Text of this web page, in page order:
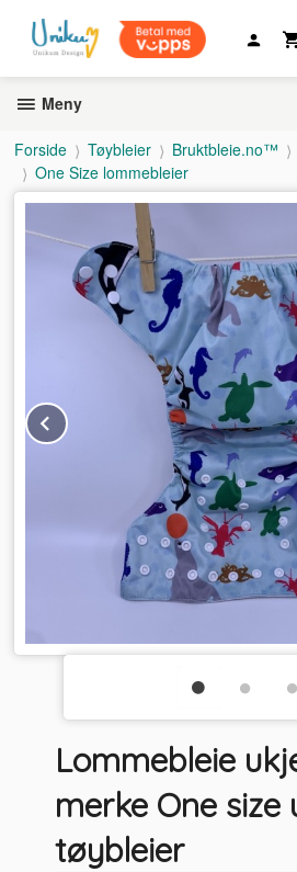
innholdet
Meny
Forside Tøybleier Bruktbleie.no™
One Size lommebleier
Prev
Lommebleie
merke One
tøybleier